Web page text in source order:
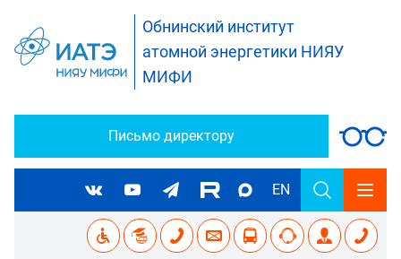
Обнинский институт
атомной энергетики НИЯУ
МИФИ
Письмо директору
EN